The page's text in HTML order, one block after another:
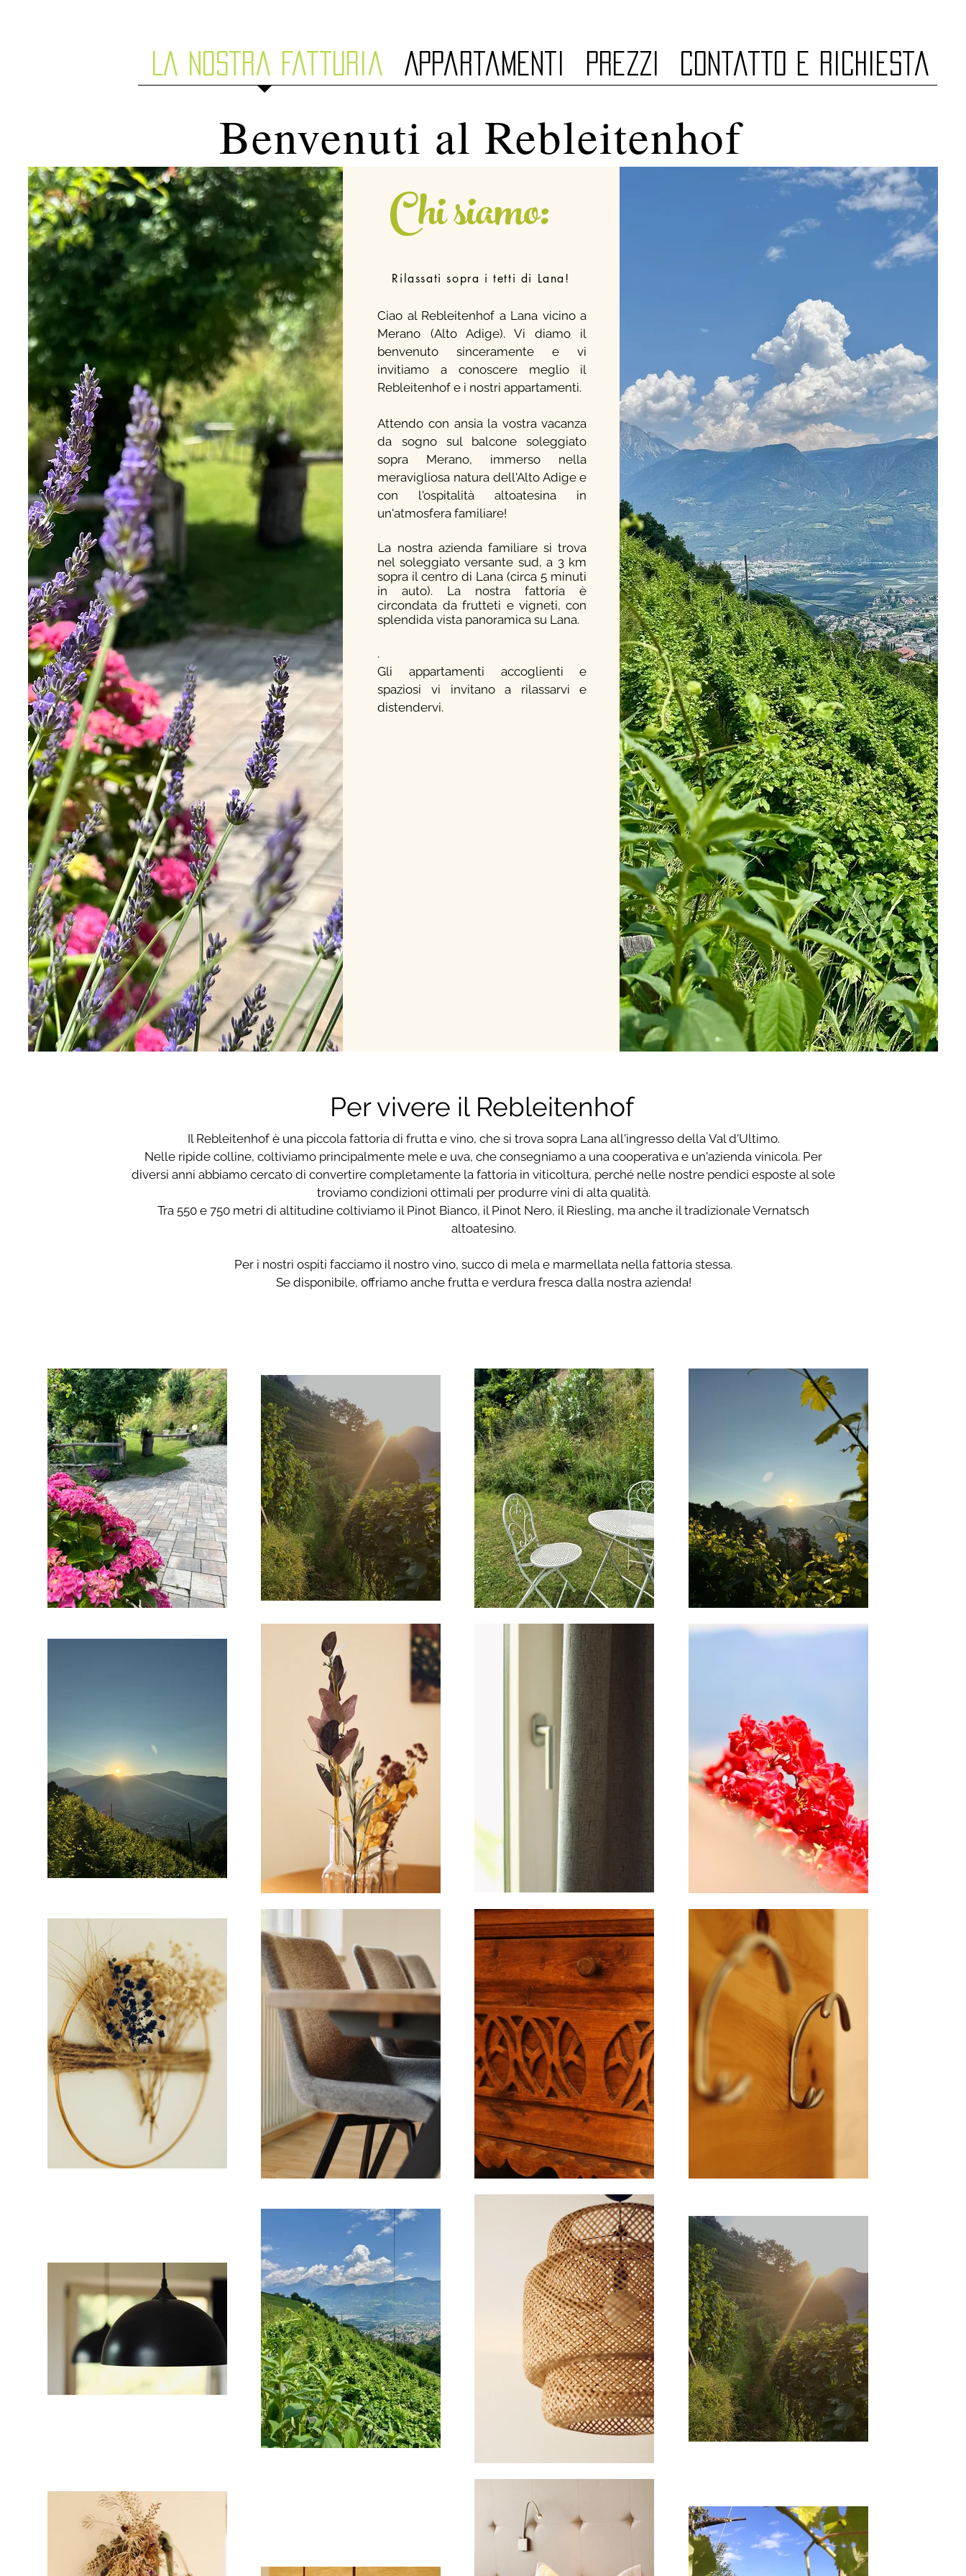
La nostra fatturia Appartamenti Prezzi Contatto e richiesta
Benvenuti al Rebleitenhof
Chi siamo:
Rilassati sopra i tetti di Lana!
Ciao al Rebleitenhof a Lana vicino a
Merano (Alto Adige). Vi diamo il
benvenuto sinceramente e vi
invitiamo a conoscere meglio il
Rebleitenhof e i nostri appartamenti.
Attendo con ansia la vostra vacanza
da sogno sul balcone soleggiato
sopra Merano, immerso nella
meravigliosa natura dell'Alto Adige e
con l'ospitalità altoatesina in
un'atmosfera familiare!
La nostra azienda familiare si trova
nel soleggiato versante sud, a 3 km
sopra il centro di Lana (circa 5 minuti
in auto). La nostra fattoria è
circondata da frutteti e vigneti, con
splendida vista panoramica su Lana.
.
Gli appartamenti accoglienti e
spaziosi vi invitano a rilassarvi e
distendervi.
Per vivere il Rebleitenhof
Il Rebleitenhof è una piccola fattoria di frutta e vino, che si trova sopra Lana all'ingresso della Val d'Ultimo.
Nelle ripide colline, coltiviamo principalmente mele e uva, che consegniamo a una cooperativa e un'azienda vinicola. Per
diversi anni abbiamo cercato di convertire completamente la fattoria in viticoltura, perché nelle nostre pendici esposte al sole
troviamo condizioni ottimali per produrre vini di alta qualità.
Tra 550 e 750 metri di altitudine coltiviamo il Pinot Bianco, il Pinot Nero, il Riesling, ma anche il tradizionale Vernatsch
altoatesino.
Per i nostri ospiti facciamo il nostro vino, succo di mela e marmellata nella fattoria stessa.
Se disponibile, offriamo anche frutta e verdura fresca dalla nostra azienda!